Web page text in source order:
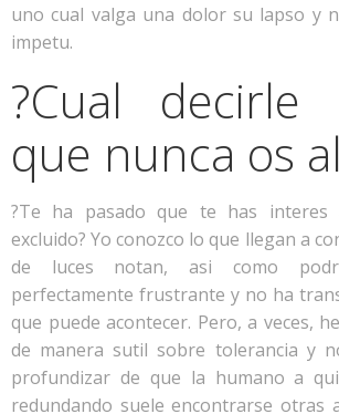
uno cual valga una dolor su lapso y
impetu.
?Cual
que nunca os
?Te ha pasado que te has interes
excluido? Yo conozco lo que llegan a
de luces notan, asi­ como
perfectamente frustrante y no ha
que puede acontecer. Pero, a veces,
de manera sutil sobre tolerancia y
profundizar de que la humano a
redundando suele encontrarse otras